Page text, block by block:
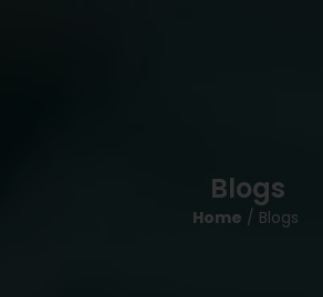
Blogs
Home / Blogs